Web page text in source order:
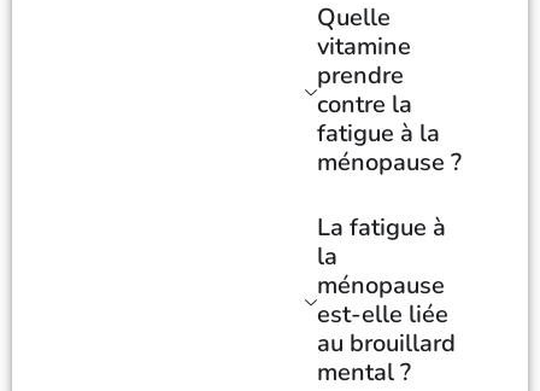
Quelle
vitamine
prendre
contre la
fatigue à la
ménopause ?
La fatigue à
la
ménopause
est-elle liée
au brouillard
mental ?